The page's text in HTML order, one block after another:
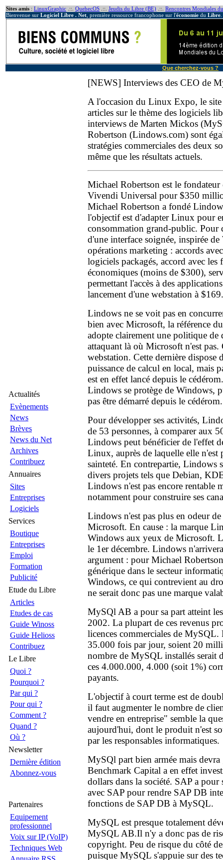
Sites amis : LinuxGraphic .::. QuebecOS .::. Jeudis du Libre (BE) .::. Rencontres Mondiales
Bienvenue sur Logiciel Libre . Net , première ressource francophone sur l'économie du Libre
Que cherchez-vous ?
Actualités
Evènements
News
Brèves
News du Net
Archives
Contribuez
Annuaires
Sites
Entreprises
Logiciels
Services
Boutique
Entreprises
Emploi
Formation
Publicité
Etude du Libre
Articles
Etudes de cas
Guide Winoss
Guide Helioss
Contribuez
Le Libre
Quoi ?
Pourquoi ?
Par qui ?
Pour qui ?
Comment ?
Quand ?
Où ?
Newsletter
Dernière édition
Abonnez-vous
Partenaires
Equipement
professionnel
Voix sur IP (VoIP)
Techniques Web
[NEWS] Interviews des CEO de
A l'occasion du Linux Expo, le
articles sur le thème des logiciels
interviews de Marten Mickos
Robertson (Lindows.com) sont
stratégies commerciales des deux
même que les résultats actuels.
Michael Robertson est le
Vivendi Universal pour $350
Michael Robertson a fondé
l'objectif est d'adapter Linux pour
consommation grand-public. Pour
d'une interface soignée, inspirée
opérations marketing : accords
logiciels packagés, accord avec les
économiques (moins de $300),
permettant l'accès à des
lancement d'une webstation à $169.
Lindows ne se voit pas en
bien avec Microsoft, la référence
adopte clairement une politique de
attaquant là où Microsoft n'est pas.
webstation. Cette dernière dispose
puissance de calcul en local, mais
est en effet lancé depuis le
Lindows se protège de Windows,
pas être démarré depuis le cédérom.
Pour développer ses activités,
de 53 personnes, à comparer aux
Lindows peut bénéficier de l'effet
Linux, auprès de laquelle elle n'est
sainteté. En contrepartie, Lindows
divers projets tels que Debian,
Lindows n'est pas encore rentable
notamment pour construire ses
Lindows n'est pas plus en odeur de
Microsoft. En cause : la marque
Windows aux yeux de Microsoft.
le 1er décembre. Lindows
argument : pour Michael
générique dans le secteur
Windows, ce qui contrevient au
ne serait donc pas une marque
MySQl AB a pour sa part atteint
2002. La plupart de ces revenus
licences commerciales de MySQL.
35.000 fois par jour, soient 20
nombre de MySQL installés serait
ces 4.000.000, 4.000 (soit 1%)
payants.
L'objectif à court terme est de
il faut augmenter le nombre de
vendre en entreprise" semble la
aujourd'hui, dont le produit n'est
par les responsables informatiques.
MySQl part bien armée mais devra
Benchmark Capital a en effet
dollars dans la société. SAP a pour
avec SAP pour rendre SAP DB
fonctions de SAP DB à MySQL.
MySQL est presque totalement
MySQL AB.Il n'y a donc pas de
copyright. Peu de risque du côté
puisque MySQL s'appuie sur des